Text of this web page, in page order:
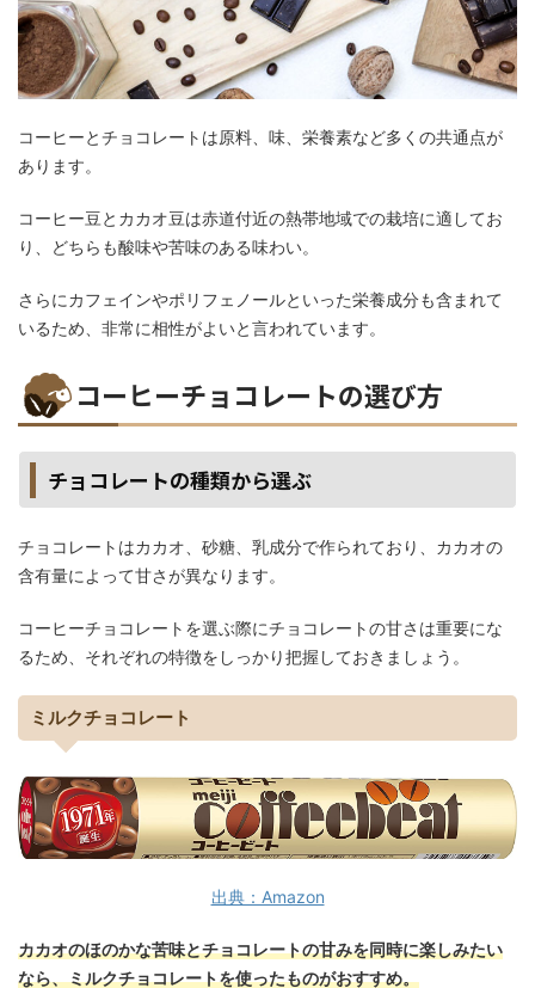
コーヒーとチョコレートは原料、味、栄養素など多くの共通点が
あります。
コーヒー豆とカカオ豆は赤道付近の熱帯地域での栽培に適してお
り、どちらも酸味や苦味のある味わい。
さらにカフェインやポリフェノールといった栄養成分も含まれて
いるため、非常に相性がよいと言われています。
コーヒーチョコレートの選び方
チョコレートの種類から選ぶ
チョコレートはカカオ、砂糖、乳成分で作られており、カカオの
含有量によって甘さが異なります。
コーヒーチョコレートを選ぶ際にチョコレートの甘さは重要にな
るため、それぞれの特徴をしっかり把握しておきましょう。
ミルクチョコレート
出典：Amazon
カカオのほのかな苦味とチョコレートの甘みを同時に楽しみたい
なら、ミルクチョコレートを使ったものがおすすめ。